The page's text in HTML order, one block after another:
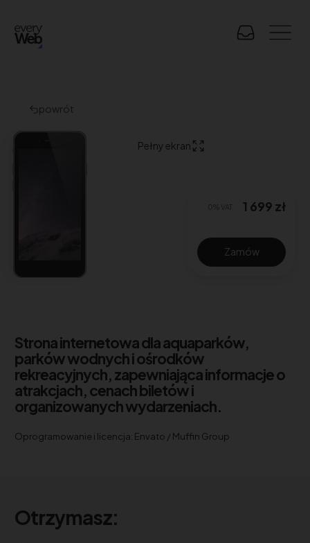
powrót
Pełny ekran
0% VAT 1 699 zł
Zamów
Strona internetowa dla aquaparków,
parków wodnych i ośrodków
rekreacyjnych, zapewniająca informacje o
atrakcjach, cenach biletów i
organizowanych wydarzeniach.
Oprogramowanie i licencja: Envato / Muffin Group
Otrzymasz: